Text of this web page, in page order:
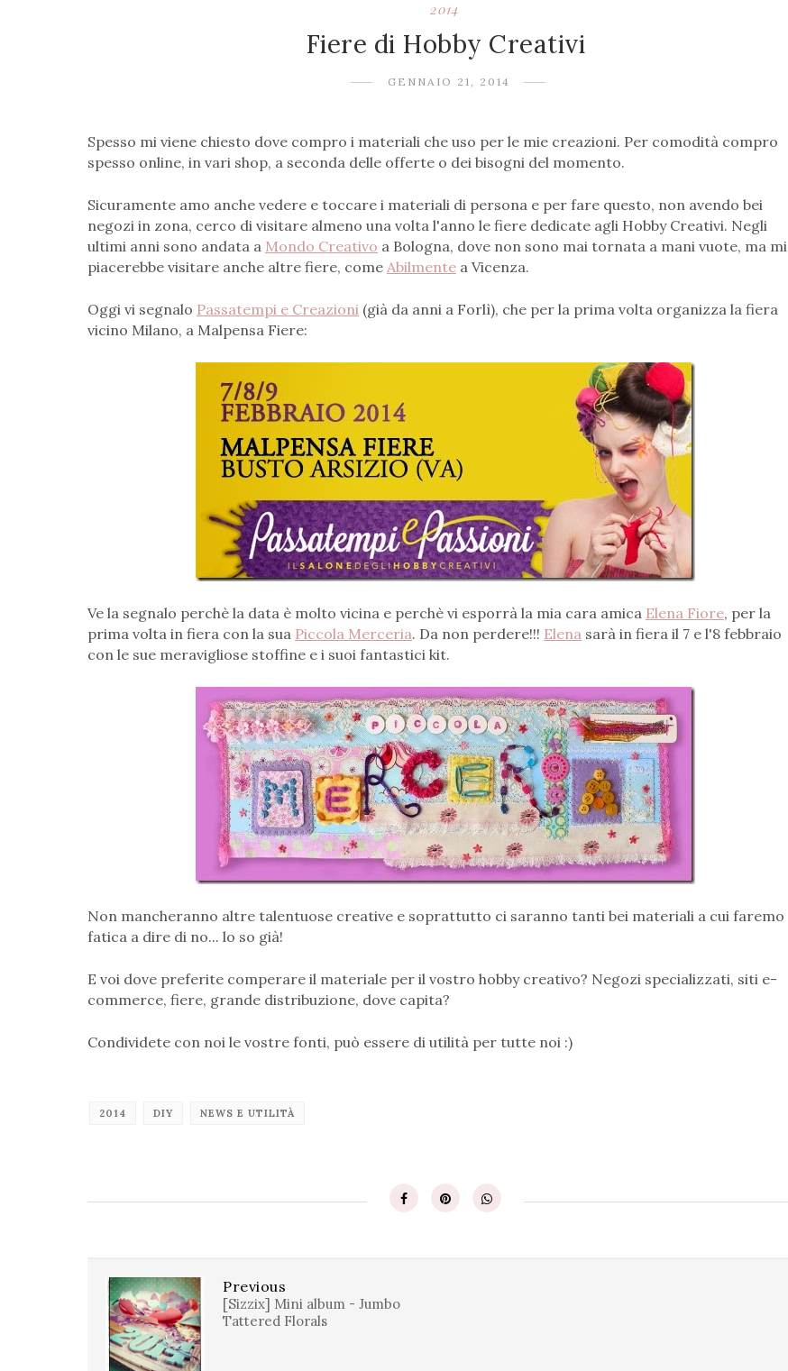
2014
Fiere di Hobby Creativi
GENNAIO 21, 2014
Spesso mi viene chiesto dove compro i materiali che uso per le mie creazioni. Per comodità compro
spesso online, in vari shop, a seconda delle offerte o dei bisogni del momento.
Sicuramente amo anche vedere e toccare i materiali di persona e per fare questo, non avendo bei
negozi in zona, cerco di visitare almeno una volta l'anno le fiere dedicate agli Hobby Creativi. Negli
ultimi anni sono andata a Mondo Creativo a Bologna, dove non sono mai tornata a mani vuote, ma mi
piacerebbe visitare anche altre fiere, come Abilmente a Vicenza.
Oggi vi segnalo Passatempi e Creazioni (già da anni a Forlì), che per la prima volta organizza la fiera
vicino Milano, a Malpensa Fiere:
Ve la segnalo perchè la data è molto vicina e perchè vi esporrà la mia cara amica Elena Fiore, per la
prima volta in fiera con la sua Piccola Merceria. Da non perdere!!! Elena sarà in fiera il 7 e l'8 febbraio
con le sue meravigliose stoffine e i suoi fantastici kit.
Non mancheranno altre talentuose creative e soprattutto ci saranno tanti bei materiali a cui faremo
fatica a dire di no... lo so già!
E voi dove preferite comperare il materiale per il vostro hobby creativo? Negozi specializzati, siti e-
commerce, fiere, grande distribuzione, dove capita?
Condividete con noi le vostre fonti, può essere di utilità per tutte noi :)
2014 DIY NEWS E UTILITÀ
Previous
[Sizzix] Mini album - Jumbo
Tattered Florals